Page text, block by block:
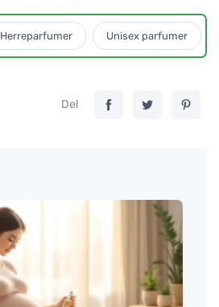
Herreparfumer Unisex parfumer
Del